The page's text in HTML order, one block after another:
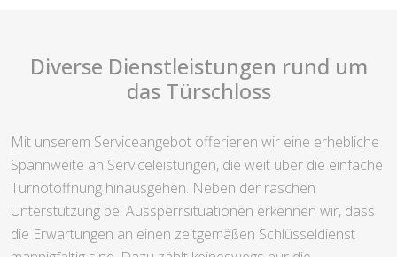
Diverse Dienstleistungen rund um
das Türschloss
Mit unserem Serviceangebot offerieren wir eine erhebliche
Spannweite an Serviceleistungen, die weit über die einfache
Türnotöffnung hinausgehen. Neben der raschen
Unterstützung bei Aussperrsituationen erkennen wir, dass
die Erwartungen an einen zeitgemäßen Schlüsseldienst